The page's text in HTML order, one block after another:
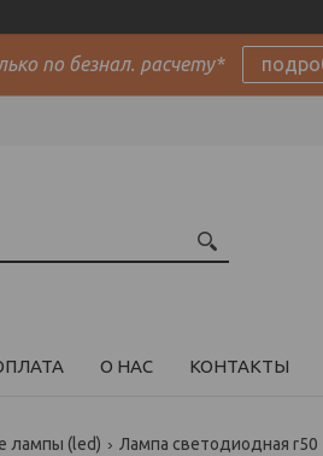
по безнал. расчету*
О НАС КОНТАКТЫ
лампы (led) Лампа светодиодная